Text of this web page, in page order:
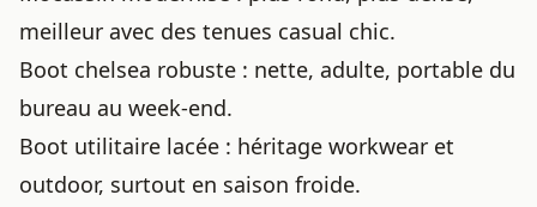
meilleur avec des tenues casual chic.
Boot chelsea robuste : nette, adulte, portable du
bureau au week-end.
Boot utilitaire lacée : héritage workwear et
outdoor, surtout en saison froide.